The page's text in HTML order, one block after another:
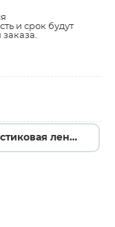
и срок будут
Пластиковая лента PTp-08х30-W, белая, ширина 8 мм (уп. 500шт.), 317083000 →